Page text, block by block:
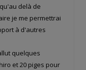
delà de
je me permettrai
à d'autres
quelques
et 20 piges pour